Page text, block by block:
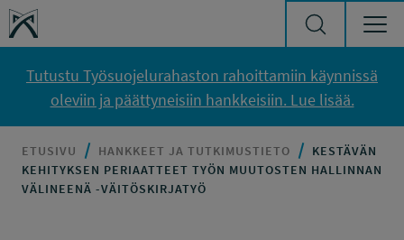
Siirry sisältöön
Työsuojelurahasto
Tutustu Työsuojelurahaston rahoittamiin käynnissä
oleviin ja päättyneisiin hankkeisiin. Lue lisää.
ETUSIVU HANKKEET JA TUTKIMUSTIETO
KESTÄVÄN
KEHITYKSEN PERIAATTEET TYÖN MUUTOSTEN HALLINNAN
VÄLINEENÄ -VÄITÖSKIRJATYÖ